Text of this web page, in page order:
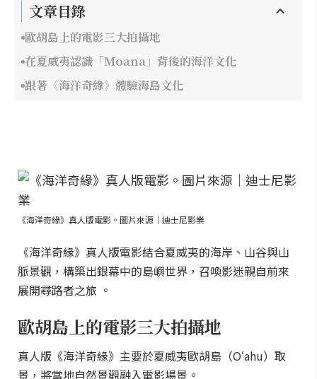
文章目錄
歐胡島上的電影三大拍攝地
在夏威夷認識「Moana」背後的海洋文化
跟著《海洋奇緣》體驗海島文化
《海洋奇緣》真人版電影。圖片來源｜迪士尼影業
《海洋奇緣》真人版電影結合夏威夷的海岸、山谷與山
脈景觀，構築出銀幕中的島嶼世界，召喚影迷親自前來
展開尋路者之旅 。
歐胡島上的電影三大拍攝地
真人版《海洋奇緣》主要於夏威夷歐胡島（Oʻahu）取
景，將當地自然景觀融入電影場景。